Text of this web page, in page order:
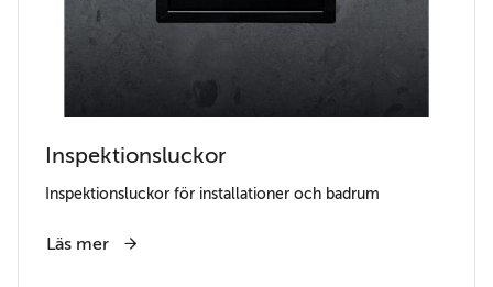
Inspektionsluckor
Inspektionsluckor för installationer och badrum
Läs mer